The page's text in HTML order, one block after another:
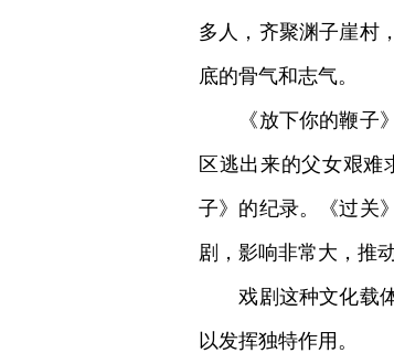
多人，齐聚渊子崖村
底的骨气和志气。
《放下你的鞭子》
区逃出来的父女艰难
子》的纪录。《过关
剧，影响非常大，推
戏剧这种文化载体
以发挥独特作用。